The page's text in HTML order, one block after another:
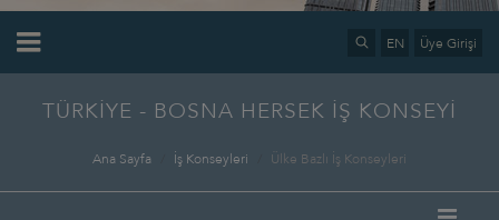
EN Üye Girişi
TÜRKİYE - BOSNA HERSEK İŞ KONSEYİ
Ana Sayfa İş Konseyleri Ülke Bazlı İş Konseyleri